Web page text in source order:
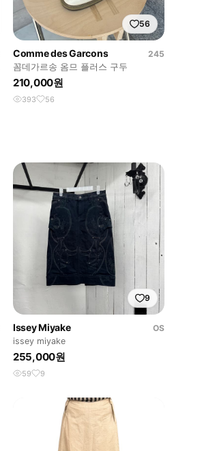
56
Comme des Garcons
245
꼼데가르송 옴므 플러스 구두
210,000원
393 56
9
Issey Miyake
OS
issey miyake
255,000원
59 9